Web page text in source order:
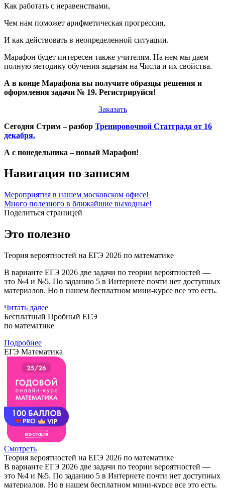
Как работать с неравенствами,
Чем нам поможет арифметическая прогрессия,
И как действовать в неопределенной ситуации.
Марафон будет интересен также учителям. На нем мы даем
полную методику обучения задачам на Числа и их свойства.
А в конце Марафона вы получите образцы решения и
оформления задачи № 19. Регистрируйся!
Заказать
Сегодня Стрим – разбор Тренировочной Статграда от 16
декабря.
А с понедельника – новый Марафон!
Навигация по записям
Мероприятия в нашем московском офисе!
Много полезного в ближайшие выходные!
Поделиться страницей
Это полезно
Теория вероятностей на ЕГЭ 2026 по математике
В варианте ЕГЭ 2026 две задачи по теории вероятностей —
это №4 и №5. По заданию 5 в Интернете почти нет доступных
материалов. Но в нашем бесплатном мини-курсе все это есть.
Читать далее
Бесплатный Пробный ЕГЭ
по математике
Подробнее
ЕГЭ Математика
Смотреть
Теория вероятностей на ЕГЭ 2026 по математике
В варианте ЕГЭ 2026 две задачи по теории вероятностей —
это №4 и №5. По заданию 5 в Интернете почти нет доступных
материалов. Но в нашем бесплатном мини-курсе все это есть.